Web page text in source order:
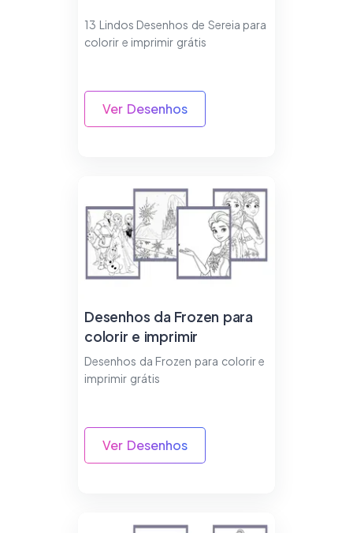
13 Lindos Desenhos de Sereia para
colorir e imprimir grátis
Ver Desenhos
Desenhos da Frozen para
colorir e imprimir
Desenhos da Frozen para colorir e
imprimir grátis
Ver Desenhos